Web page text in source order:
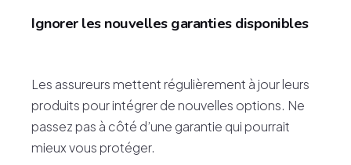
Ignorer les nouvelles garanties disponibles
Les assureurs mettent régulièrement à jour leurs
produits pour intégrer de nouvelles options. Ne
passez pas à côté d’une garantie qui pourrait
mieux vous protéger.